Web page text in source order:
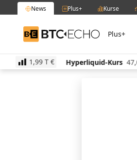
News Plus+ Kurse
BTC-ECHO Plus+
1,99 T €
0.20% Hyperliquid-Kurs 47,03 € -3.30%